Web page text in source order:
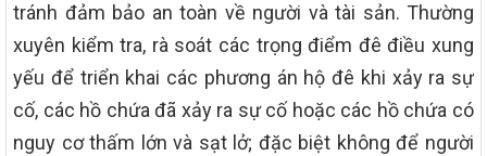
tránh đảm bảo an toàn về người và tài sản. Thường
xuyên kiểm tra, rà soát các trọng điểm đê điều xung
yếu để triển khai các phương án hộ đê khi xảy ra sự
cố, các hồ chứa đã xảy ra sự cố hoặc các hồ chứa có
nguy cơ thấm lớn và sạt lở; đặc biệt không để người